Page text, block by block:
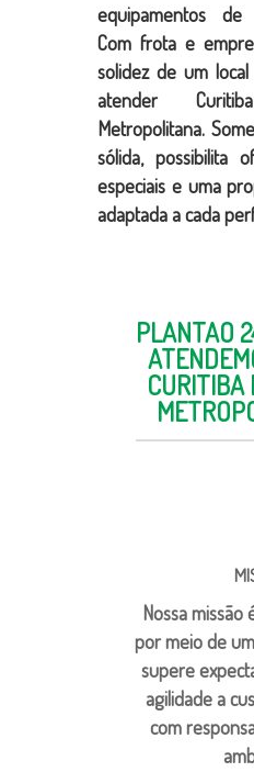
equipamentos de
Com frota e
solidez de um
atender
Metropolitana.
sólida, possibilita
especiais e uma
adaptada a cada
PLANTÃO
CURITIBA
Nossa missão
por meio de
supere
agilidade a
com